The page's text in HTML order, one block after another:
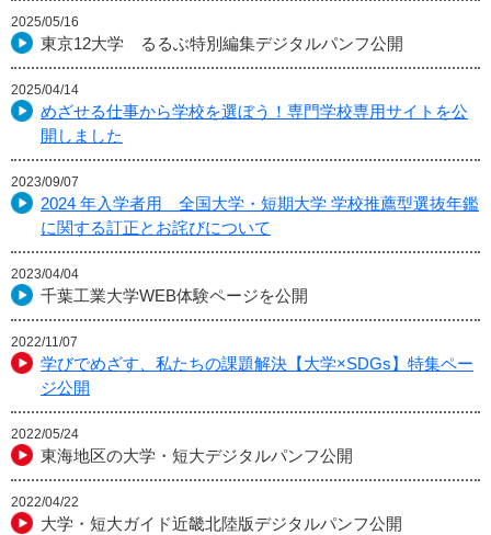
2025/05/16
東京12大学 るるぶ特別編集デジタルパンフ公開
2025/04/14
めざせる仕事から学校を選ぼう！専門学校専用サイトを公
開しました
2023/09/07
2024 年入学者用 全国大学・短期大学 学校推薦型選抜年鑑
に関する訂正とお詫びについて
2023/04/04
千葉工業大学WEB体験ページを公開
2022/11/07
学びでめざす、私たちの課題解決【大学×SDGs】特集ペー
ジ公開
2022/05/24
東海地区の大学・短大デジタルパンフ公開
2022/04/22
大学・短大ガイド近畿北陸版デジタルパンフ公開